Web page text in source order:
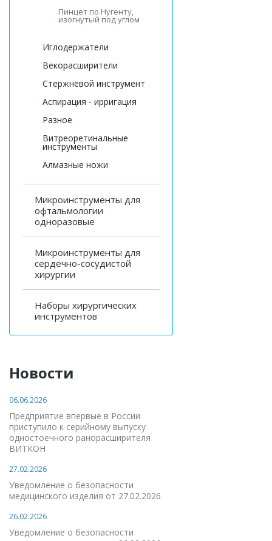
Пинцет по Нугенту,
изогнутый под углом
Иглодержатели
Векорасширители
Стержневой инструмент
Аспирация - ирригация
Разное
Витреоретинальные
инструменты
Алмазные ножи
Микроинструменты для
офтальмологии
одноразовые
Микроинструменты для
сердечно-сосудистой
хирургии
Наборы хирургических
инструментов
Новости
06.06.2026
Предприятие впервые в России
приступило к серийному выпуску
одностоечного ранорасширителя
ВИТКОН
27.02.2026
Уведомление о безопасности
медицинского изделия от 27.02.2026
26.02.2026
Уведомление о безопасности